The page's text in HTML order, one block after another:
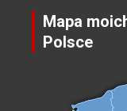
Mapa
Polsce